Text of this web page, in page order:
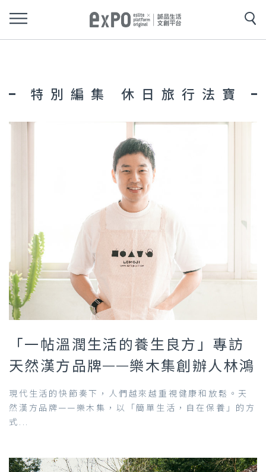
特別編集 休日旅行法寶
「一帖溫潤生活的養生良方」專訪
天然漢方品牌——樂木集創辦人林鴻
現代生活的快節奏下，人們越來越重視健康和放鬆。天
然漢方品牌——樂木集，以「簡單生活，自在保養」的方
式...